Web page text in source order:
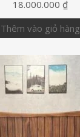
18.000.000 ₫
Thêm vào giỏ hàng